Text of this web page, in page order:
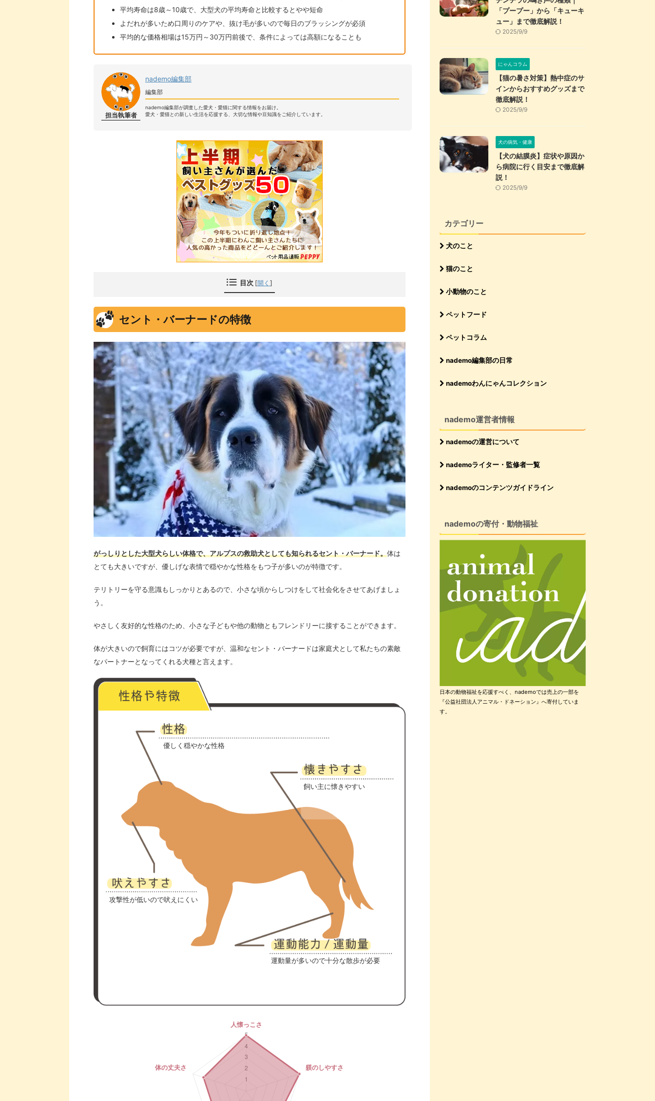
平均寿命は8歳～10歳で、大型犬の平均寿命と比較するとやや短命
よだれが多いため口周りのケアや、抜け毛が多いので毎日のブラッシングが必須
平均的な価格相場は15万円～30万円前後で、条件によっては高額になることも
担当執筆者
nademo編集部
編集部
nademo編集部が調査した愛犬・愛猫に関する情報をお届け。
愛犬・愛猫との新しい生活を応援する、大切な情報や豆知識をご紹介しています。
目次 [開く ]
セント・バーナードの特徴
がっしりとした大型犬らしい体格で、アルプスの救助犬としても知られるセント・バーナード。体は
とても大きいですが、優しげな表情で穏やかな性格をもつ子が多いのが特徴です。
テリトリーを守る意識もしっかりとあるので、小さな頃からしつけをして社会化をさせてあげましょ
う。
やさしく友好的な性格のため、小さな子どもや他の動物ともフレンドリーに接することができます。
体が大きいので飼育にはコツが必要ですが、温和なセント・バーナードは家庭犬として私たちの素敵
なパートナーとなってくれる犬種と言えます。
優しく穏やかな性格
飼い主に懐きやすい
攻撃性が低いので吠えにくい
運動量が多いので十分な散歩が必要
「プープー」から「キューキ
ュー」まで徹底解説！
2025/9/9
にゃんコラム
【猫の暑さ対策】熱中症のサ
インからおすすめグッズまで
徹底解説！
2025/9/9
犬の病気・健康
【犬の結膜炎】症状や原因か
ら病院に行く目安まで徹底解
説！
2025/9/9
カテゴリー
犬のこと
猫のこと
小動物のこと
ペットフード
ペットコラム
nademo編集部の日常
nademoわんにゃんコレクション
nademo運営者情報
nademoの運営について
nademoライター・監修者一覧
nademoのコンテンツガイドライン
nademoの寄付・動物福祉
日本の動物福祉を応援すべく、nademoでは売上の一部を
『公益社団法人アニマル・ドネーション』へ寄付していま
す。